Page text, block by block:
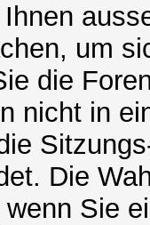
um
die
nicht in
Die
Sie